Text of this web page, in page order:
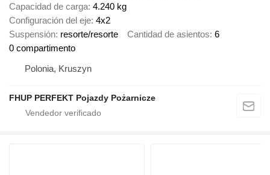
Capacidad de carga 4.240 kg
Configuración del eje 4x2
Suspensión resorte/resorte Cantidad de asientos 6
0 compartimento
Polonia, Kruszyn
FHUP PERFEKT Pojazdy Pożarnicze